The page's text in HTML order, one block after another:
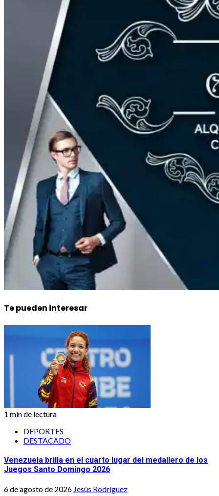
Te pueden interesar
1 min de lectura
DEPORTES
DESTACADO
Venezuela brilla en el cuarto lugar del medallero de los
Juegos Santo Domingo 2026
6 de agosto de 2026 Jesús Rodríguez